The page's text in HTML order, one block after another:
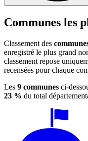
Communes les
Classement des
enregistré le plus grand
classement repose
recensées pour chaque
Les 9 communes ci-
23 % du total